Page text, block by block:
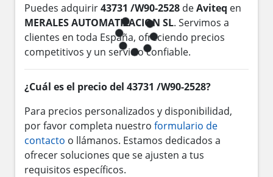
Puedes adquirir43731 /W90-2528 deAviteq en
MERALES AUTOMATIZACION SL. Servimos a
clientes en toda España, ofreciendo precios
competitivos y un servicio confiable.
¿Cuál es el precio del 43731 /W90-2528?
Para precios personalizados y disponibilidad,
por favor completa nuestro formulario de
contacto o llámanos. Estamos dedicados a
ofrecer soluciones que se ajusten a tus
requisitos específicos.